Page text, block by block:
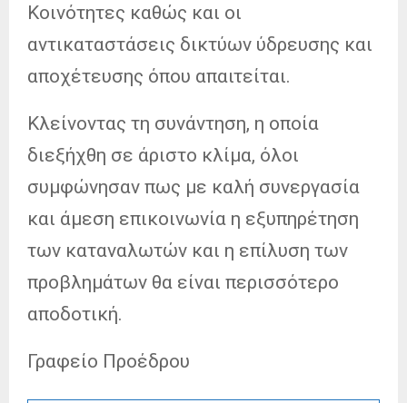
Κοινότητες καθώς και οι
αντικαταστάσεις δικτύων ύδρευσης και
αποχέτευσης όπου απαιτείται.
Κλείνοντας τη συνάντηση, η οποία
διεξήχθη σε άριστο κλίμα, όλοι
συμφώνησαν πως με καλή συνεργασία
και άμεση επικοινωνία η εξυπηρέτηση
των καταναλωτών και η επίλυση των
προβλημάτων θα είναι περισσότερο
αποδοτική.
Γραφείο Προέδρου